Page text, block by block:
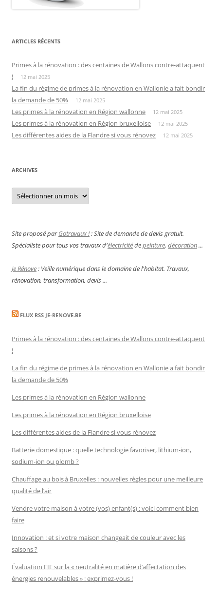
ARTICLES RÉCENTS
Primes à la rénovation : des centaines de Wallons contre-attaquent
!
12 mai 2025
La fin du régime de primes à la rénovation en Wallonie a fait bondir
la demande de 50%
12 mai 2025
Les primes à la rénovation en Région wallonne 12 mai 2025
Les primes à la rénovation en Région bruxelloise 12 mai 2025
Les différentes aides de la Flandre si vous rénovez 12 mai 2025
ARCHIVES
Archives
Site proposé parGotravaux !: Site de demande de devis gratuit.
Spécialiste pour tous vos travaux d'électricitédepeinture, décoration...
Je Rénove: Veille numérique dans le domaine de l'habitat. Travaux,
rénovation, transformation, devis ...
FLUX RSS JE-RENOVE.BE
Primes à la rénovation : des centaines de Wallons contre-attaquent
!
La fin du régime de primes à la rénovation en Wallonie a fait bondir
la demande de 50%
Les primes à la rénovation en Région wallonne
Les primes à la rénovation en Région bruxelloise
Les différentes aides de la Flandre si vous rénovez
Batterie domestique : quelle technologie favoriser, lithium-ion,
sodium-ion ou plomb ?
Chauffage au bois à Bruxelles : nouvelles règles pour une meilleure
qualité de l’air
Vendre votre maison à votre (vos) enfant(s) : voici comment bien
faire
Innovation : et si votre maison changeait de couleur avec les
saisons ?
Évaluation EIE sur la « neutralité en matière d’affectation des
énergies renouvelables » : exprimez-vous !